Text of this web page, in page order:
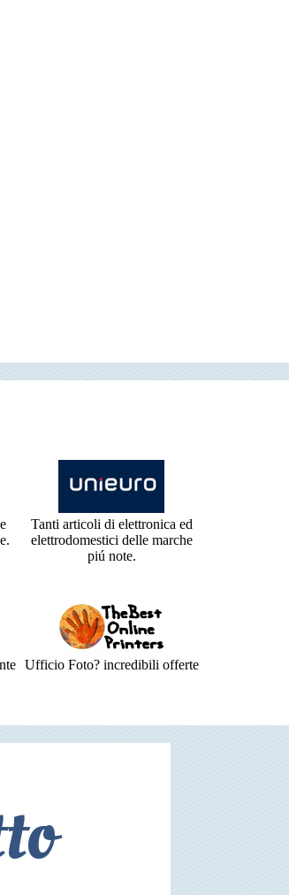
Tanti articoli di elettronica ed
elettrodomestici delle marche
piú note.
Ufficio Foto? incredibili offerte